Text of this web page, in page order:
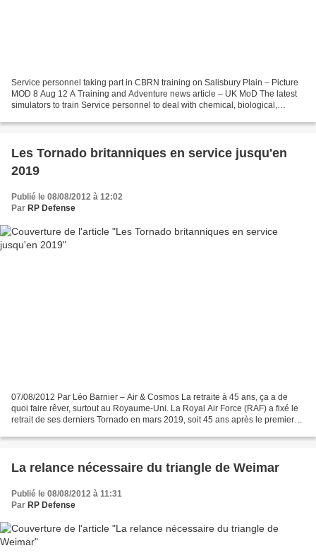
Service personnel taking part in CBRN training on Salisbury Plain – Picture
MOD 8 Aug 12 A Training and Adventure news article – UK MoD The latest
simulators to train Service personnel to deal with chemical, biological,
Les Tornado britanniques en service jusqu'en
2019
Publié le 08/08/2012 à 12:02
Par RP Defense
07/08/2012 Par Léo Barnier – Air & Cosmos La retraite à 45 ans, ça a de
quoi faire rêver, surtout au Royaume-Uni. La Royal Air Force (RAF) a fixé le
retrait de ses derniers Tornado en mars 2019, soit 45 ans après le premier
La relance nécessaire du triangle de Weimar
Publié le 08/08/2012 à 11:31
Par RP Defense